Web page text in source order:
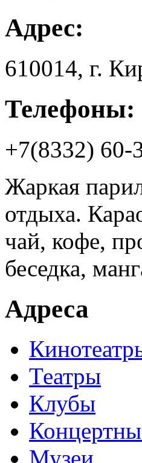
Адрес:
610014, г.
Телефоны:
+7(8332) 60-
Жаркая
отдыха.
чай, кофе,
беседка,
Адреса
Театры
Клубы